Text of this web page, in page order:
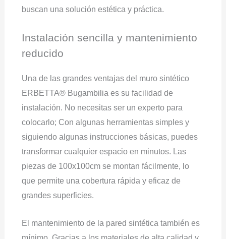
buscan una solución estética y práctica.
Instalación sencilla y mantenimiento
reducido
Una de las grandes ventajas del muro sintético
ERBETTA® Bugambilia es su facilidad de
instalación. No necesitas ser un experto para
colocarlo; Con algunas herramientas simples y
siguiendo algunas instrucciones básicas, puedes
transformar cualquier espacio en minutos. Las
piezas de 100x100cm se montan fácilmente, lo
que permite una cobertura rápida y eficaz de
grandes superficies.
El mantenimiento de la pared sintética también es